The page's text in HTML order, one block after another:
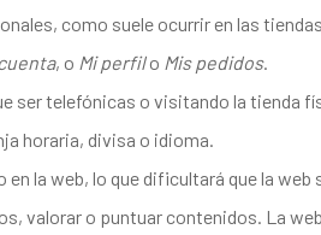
como suele ocurrir en las
, o Mi perfilo Mis pedidos.
ser telefónicas o visitando la tienda
horaria, divisa o idioma.
la web, lo que dificultará que la
valorar o puntuar contenidos. La